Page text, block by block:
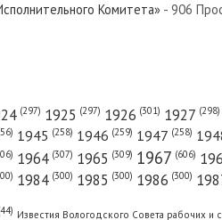
Комитета» - 906
(297) 1925 (297) 1926 (301) 1927 (298)
1945 (258) 1946 (259) 1947 (258)
1964 (307) 1965 (309) 1967 (606)
1984 (300) 1985 (300) 1986 (300)
Известия Вологодского Совета рабочих и